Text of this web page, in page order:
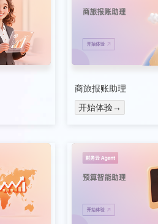
商旅报账助理
开始体验→